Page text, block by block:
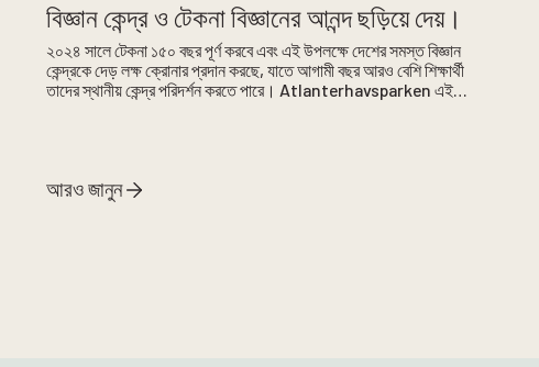
বিজ্ঞান কেন্দ্র ও টেকনা বিজ্ঞানের আনন্দ ছড়িয়ে দেয়।
২০২৪ সালে টেকনা ১৫০ বছর পূর্ণ করবে এবং এই উপলক্ষে দেশের সমস্ত বিজ্ঞান
কেন্দ্রকে দেড় লক্ষ ক্রোনার প্রদান করছে, যাতে আগামী বছর আরও বেশি শিক্ষার্থী
তাদের স্থানীয় কেন্দ্র পরিদর্শন করতে পারে। Atlanterhavsparken এই
আরও জানুন